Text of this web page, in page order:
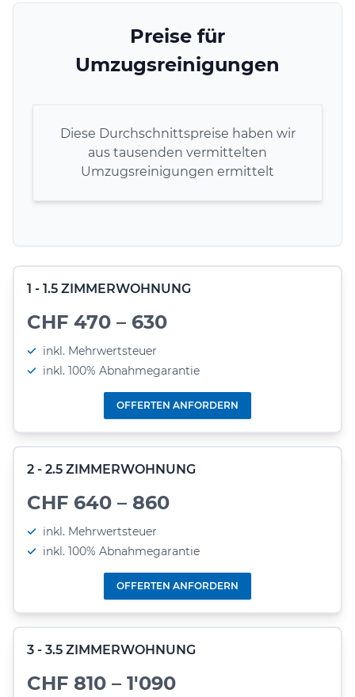
Preise für
Umzugsreinigungen
Diese Durchschnittspreise haben wir
aus tausenden vermittelten
Umzugsreinigungen ermittelt
1 - 1.5 ZIMMERWOHNUNG
CHF 470 – 630
inkl. Mehrwertsteuer
inkl. 100% Abnahmegarantie
OFFERTEN ANFORDERN
2 - 2.5 ZIMMERWOHNUNG
CHF 640 – 860
inkl. Mehrwertsteuer
inkl. 100% Abnahmegarantie
OFFERTEN ANFORDERN
3 - 3.5 ZIMMERWOHNUNG
CHF 810 – 1'090